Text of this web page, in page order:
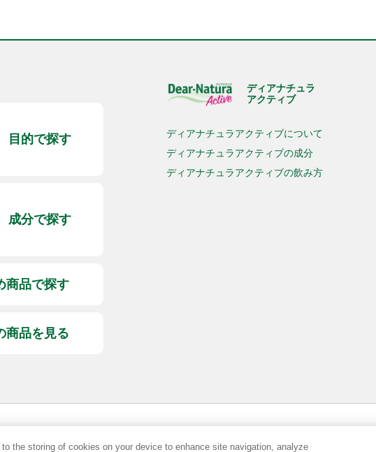
目的で探す
成分で探す
商品で探す
商品を見る
ディアナチュラ
アクティブ
ディアナチュラアクティブについて
ディアナチュラアクティブの成分
ディアナチュラアクティブの飲み⽅
プライバシーポリシー 推奨環境
the storing of cookies on your device to enhance site navigation, analyze